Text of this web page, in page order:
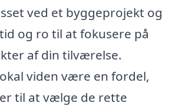
ved et byggeprojekt og
og ro til at fokusere på
af din tilværelse.
viden være en fordel,
til at vælge de rette